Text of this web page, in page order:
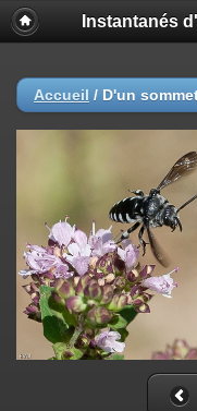
Instantanés
Accueil / D'un